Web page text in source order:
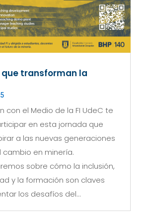
que transforman la
con el Medio de la FI UdeC te
en esta jornada que
a las nuevas generaciones
cambio en minería.
sobre cómo la inclusión,
y la formación son claves
los desafíos del...